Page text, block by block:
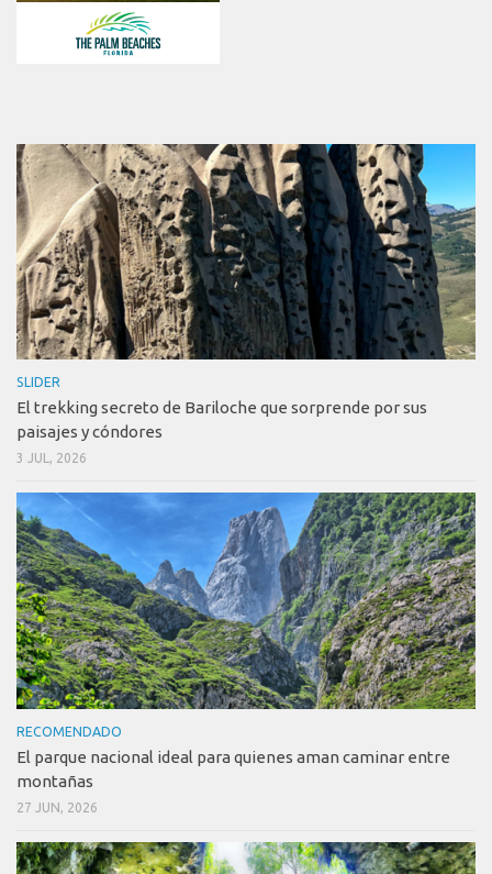
SLIDER
El trekking secreto de Bariloche que sorprende por sus
paisajes y cóndores
3 JUL, 2026
RECOMENDADO
El parque nacional ideal para quienes aman caminar entre
montañas
27 JUN, 2026